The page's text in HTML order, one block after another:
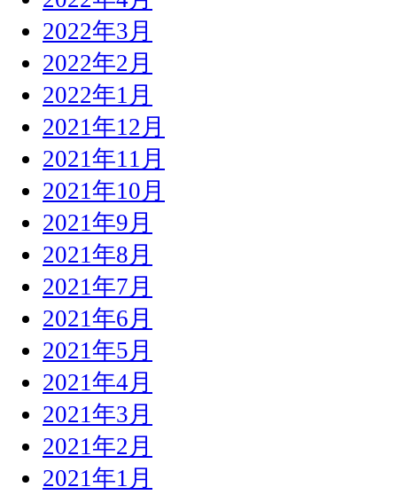
2022年3月
2022年2月
2022年1月
2021年12月
2021年11月
2021年10月
2021年9月
2021年8月
2021年7月
2021年6月
2021年5月
2021年4月
2021年3月
2021年2月
2021年1月